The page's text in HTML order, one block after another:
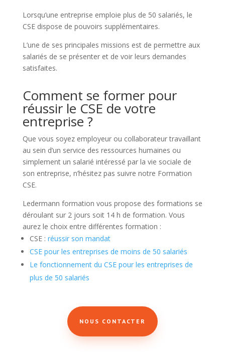
Lorsqu’une entreprise emploie plus de 50 salariés, le
CSE dispose de pouvoirs supplémentaires.
L’une de ses principales missions est de permettre aux
salariés de se présenter et de voir leurs demandes
satisfaites.
Comment se former pour
réussir le CSE de votre
entreprise ?
Que vous soyez employeur ou collaborateur travaillant
au sein d’un service des ressources humaines ou
simplement un salarié intéressé par la vie sociale de
son entreprise, n’hésitez pas suivre notre Formation
CSE.
Ledermann formation vous propose des formations se
déroulant sur 2 jours soit 14 h de formation. Vous
aurez le choix entre différentes formation :
CSE : réussir son mandat
CSE pour les entreprises de moins de 50 salariés
Le fonctionnement du CSE pour les entreprises de
plus de 50 salariés
NOUS CONTACTER